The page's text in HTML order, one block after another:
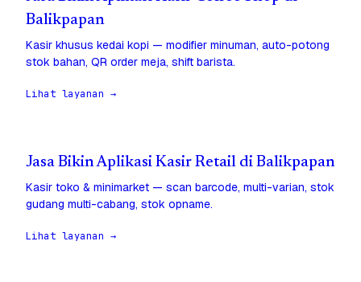
Balikpapan
Kasir khusus kedai kopi — modifier minuman, auto-potong
stok bahan, QR order meja, shift barista.
Lihat layanan →
Jasa Bikin Aplikasi Kasir Retail di Balikpapan
Kasir toko & minimarket — scan barcode, multi-varian, stok
gudang multi-cabang, stok opname.
Lihat layanan →